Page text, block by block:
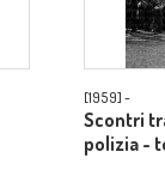
[1959] -
Scontri
polizia -